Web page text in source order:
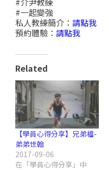
#一起變強
私人教練簡介： 請點我
預約體驗： 請點我
Related
【學員心得分享】兄弟檔-
弟弟世翰
2017-09-06
在「學員心得分享」中